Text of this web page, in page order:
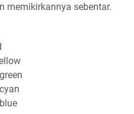
memikirkannya sebentar.